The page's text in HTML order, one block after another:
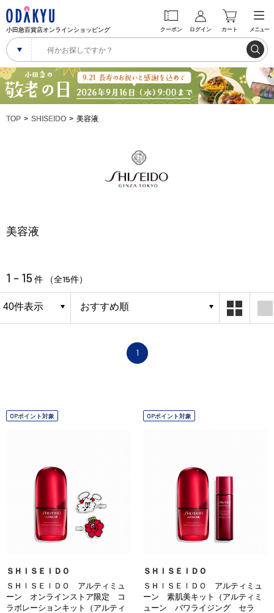
小田急百貨店オンラインショッピング クーポン ログイン カート メニュー
TOP SHISEIDO 美容液
美容液
1 - 15 件 （全15件）
1
OPポイント対象
ＳＨＩＳＥＩＤＯ
ＳＨＩＳＥＩＤＯ アルティミュ
ーン オンラインストア限定 コ
ラボレーションキット（アルティ
OPポイント対象
ＳＨＩＳＥＩＤＯ
ＳＨＩＳＥＩＤＯ アルティミュ
ーン 素肌美キット（アルティミ
ューン パワライジング セラ